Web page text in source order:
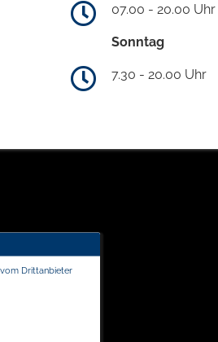
07.00 - 20.00 Uhr
Sonntag
7.30 - 20.00 Uhr
Drittanbieter